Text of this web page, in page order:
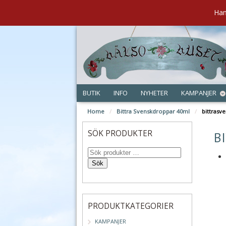
BUTIK INFO NYHETER KAMPANJER
Home / Bittra Svenskdroppar 40ml /
SÖK PRODUKTER
Sök
PRODUKTKATEGORIER
KAMPANJER